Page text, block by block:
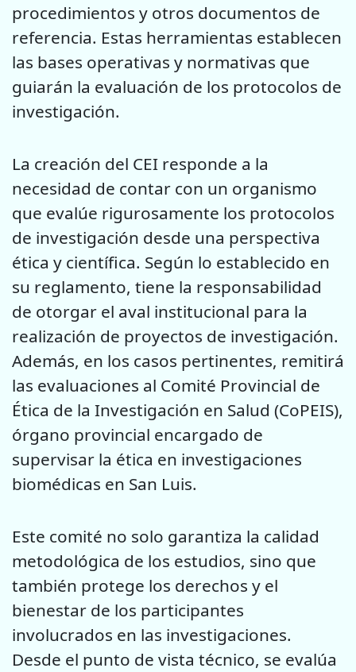
procedimientos y otros documentos de
referencia. Estas herramientas establecen
las bases operativas y normativas que
guiarán la evaluación de los protocolos de
investigación.
La creación del CEI responde a la
necesidad de contar con un organismo
que evalúe rigurosamente los protocolos
de investigación desde una perspectiva
ética y científica. Según lo establecido en
su reglamento, tiene la responsabilidad
de otorgar el aval institucional para la
realización de proyectos de investigación.
Además, en los casos pertinentes, remitirá
las evaluaciones al Comité Provincial de
Ética de la Investigación en Salud (CoPEIS),
órgano provincial encargado de
supervisar la ética en investigaciones
biomédicas en San Luis.
Este comité no solo garantiza la calidad
metodológica de los estudios, sino que
también protege los derechos y el
bienestar de los participantes
involucrados en las investigaciones.
Desde el punto de vista técnico, se evalúa